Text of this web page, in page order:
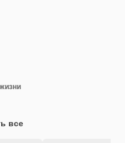
все